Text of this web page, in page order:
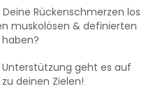
Rückenschmerzen los
muskolösen & definierten
Unterstützung geht es auf
deinen Zielen!